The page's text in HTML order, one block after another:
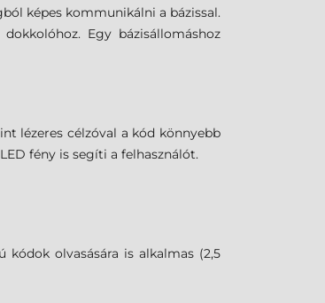
képes kommunikálni a bázissal.
Egy bázisállomáshoz
lézeres célzóval a kód könnyebb
fény is segíti a felhasználót.
kódok olvasására is alkalmas (2,5